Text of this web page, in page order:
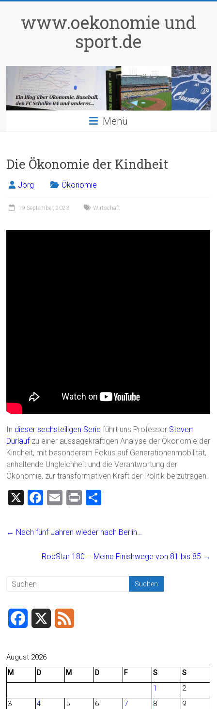
springenwww.oekonomie und
sport.de
Menü
Die Ökonomie der Kindheit
Jörg Ökonomie
19 September, 2023 Wirtschaft
In dieser sechsteiligen Serie führt uns Professor Steven
Durlauf zu einer aussagekräftigen Analyse der Ökonomie der
Kindheit, mit besonderem Fokus auf Generationenmobilität,
anhaltende Ungleichheit und die Verantwortung der
Ökonomie, zur transformativen Kraft der Politik beizutragen.
X
F
ce
o
E
ai
Pr
t
e
← Nach fünf Jahren wieder nach Berlin…
RobStar 180 – Meine Finishwege von 81 bis 85 →
c
b
August 2026
M
D M D F S
S
1
2
3
4 5 6 7 8
9